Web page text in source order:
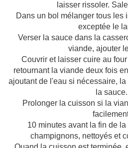
laisser rissoler.
Dans un bol mélanger tous les
exceptée le
Verser la sauce dans la
viande, ajouter
Couvrir et laisser cuire au
retournant la viande deux fois
ajoutant de l'eau si nécessaire,
la sauce.
Prolonger la cuisson si la
10 minutes avant la fin de
champignons, nettoyés et